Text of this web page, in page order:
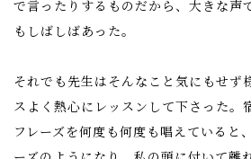
で言ったりするものだから、大きな声
もしばしばあった。
それでも先生はそんなこと気にもせず
スよく熱心にレッスンして下さった。
フレーズを何度も何度も唱えていると